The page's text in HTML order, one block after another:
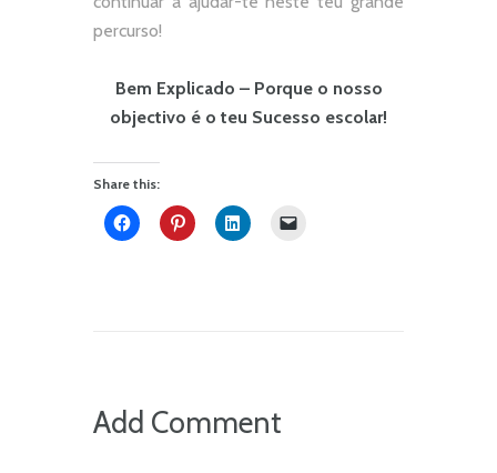
percurso!
Bem Explicado – Porque o nosso
objectivo é o teu Sucesso escolar!
Share this:
Add Comment